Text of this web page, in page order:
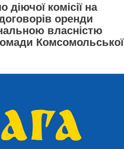
діючої комісії на
оренди
власністю
Комсомольської